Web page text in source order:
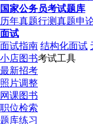
国家公务员考试题库
历年真题行测真题申
面试
面试指南 结构化面试
小店图书考试工具
最新招考
照片调整
网课图书
职位检索
题库练习